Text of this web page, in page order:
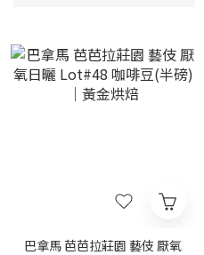
巴拿馬 芭芭拉莊園 藝伎 厭氧